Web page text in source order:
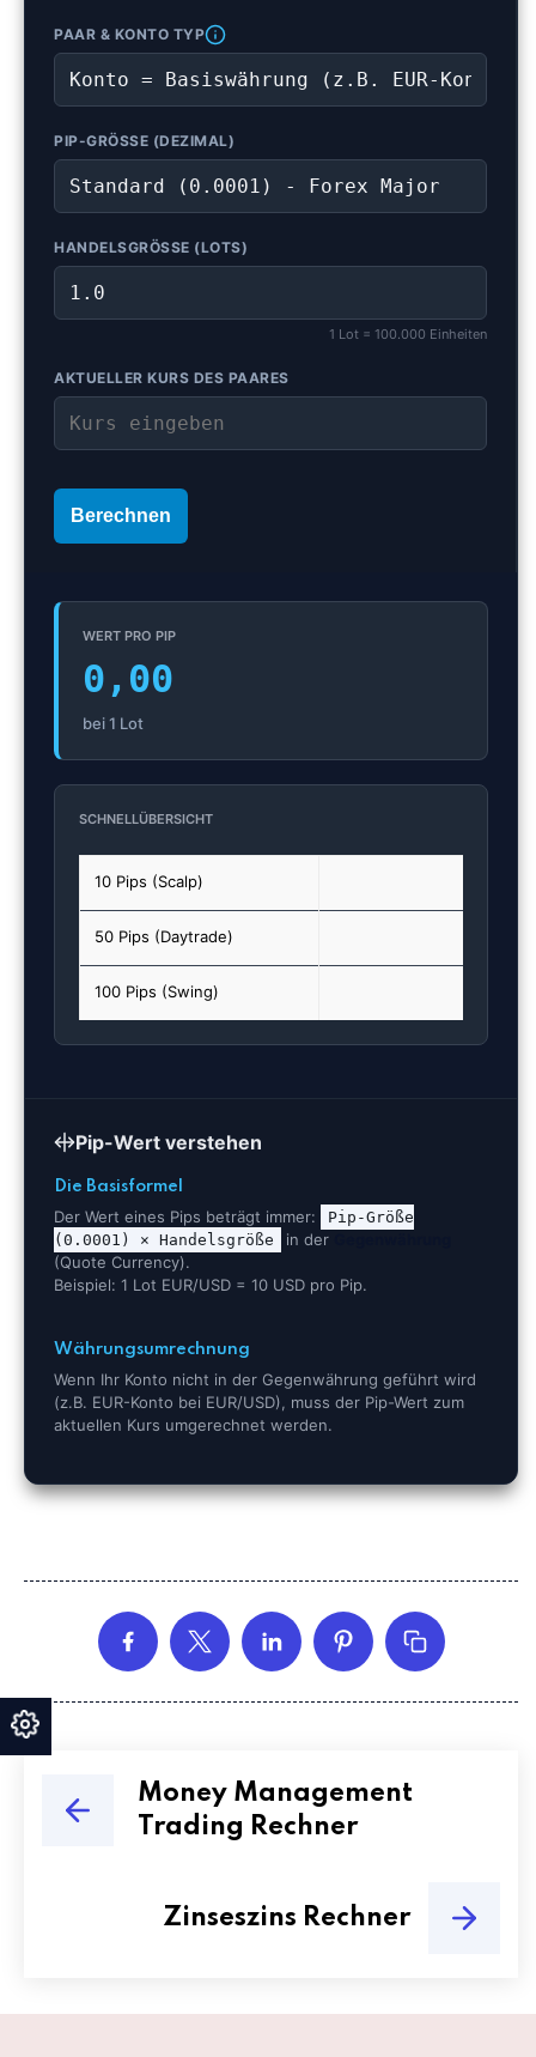
PAAR & KONTO TYP
PIP-GRÖSSE (DEZIMAL)
HANDELSGRÖSSE (LOTS)
1 Lot = 100.000 Einheiten
AKTUELLER KURS DES PAARES
Berechnen
WERT PRO PIP
0,00
bei1 Lot
SCHNELLÜBERSICHT
10 Pips (Scalp)
50 Pips (Daytrade)
100 Pips (Swing)
Pip-Wert verstehen
Die Basisformel
Der Wert eines Pips beträgt immer:
Pip-Größe
(0.0001) × Handelsgröße
in der
(Quote Currency).
Beispiel: 1 Lot EUR/USD = 10 USD pro Pip.
Währungsumrechnung
Wenn Ihr Konto nicht in der Gegenwährung geführt wird
(z.B. EUR-Konto bei EUR/USD), muss der Pip-Wert zum
aktuellen Kurs umgerechnet werden.
Money Management
Trading Rechner
Zinseszins Rechner